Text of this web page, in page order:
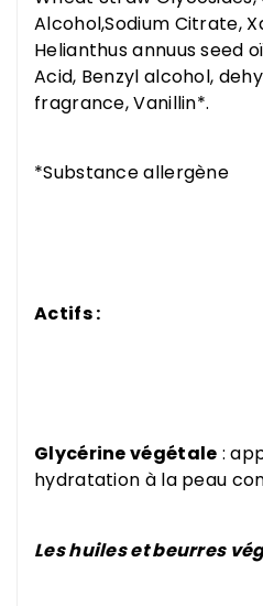
Alcohol,Sodium Citrate,
Helianthus annuus seed
Acid, Benzyl alcohol,
fragrance, Vanillin*.
*Substance allergène
Actifs :
Glycérine végétale :
hydratation à la peau
Les huiles et beurres